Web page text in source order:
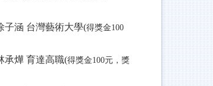
涵 台灣藝術大學(得獎金100
燁 育達高職(得獎金100元，獎